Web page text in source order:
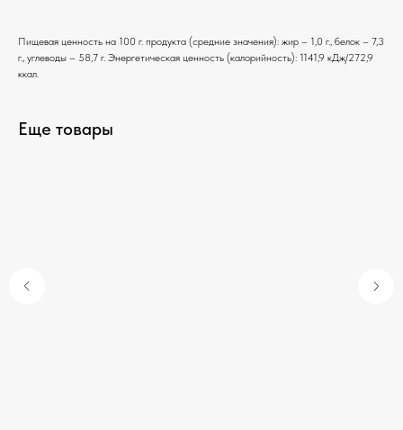
Пищевая ценность на 100 г. продукта (средние значения): жир – 1,0 г., белок – 7,3
г., углеводы – 58,7 г. Энергетическая ценность (калорийность): 1141,9 кДж/272,9
ккал.
Еще товары